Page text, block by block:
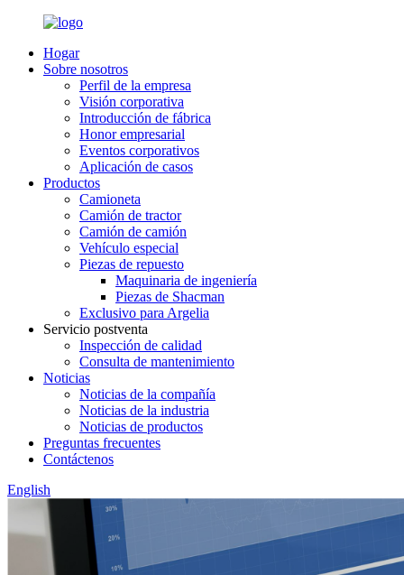
Hogar
Sobre nosotros
Perfil de la empresa
Visión corporativa
Introducción de fábrica
Honor empresarial
Eventos corporativos
Aplicación de casos
Productos
Camioneta
Camión de tractor
Camión de camión
Vehículo especial
Piezas de repuesto
Maquinaria de ingeniería
Piezas de Shacman
Exclusivo para Argelia
Servicio postventa
Inspección de calidad
Consulta de mantenimiento
Noticias
Noticias de la compañía
Noticias de la industria
Noticias de productos
Preguntas frecuentes
Contáctenos
English